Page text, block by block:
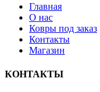
Главная
О нас
Ковры под заказ
Контакты
Магазин
КОНТАКТЫ